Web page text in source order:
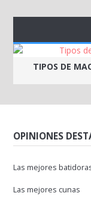
TIPOS DE
OPINIONES
Las mejores
Las mejores cunas